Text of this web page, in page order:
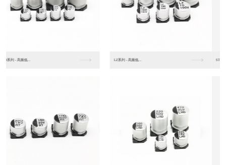
ST 系列 -耐高温... SS 系列 -标准品...